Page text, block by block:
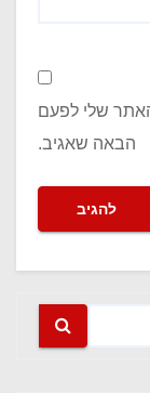
שלי לפעם
הבאה שאגיב.